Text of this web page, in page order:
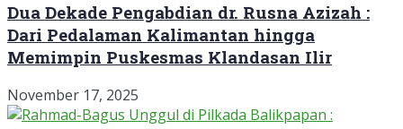
Dua Dekade Pengabdian dr. Rusna Azizah :
Dari Pedalaman Kalimantan hingga
Memimpin Puskesmas Klandasan Ilir
November 17, 2025